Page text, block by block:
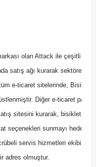
olan Attack ile çeşitli
satış ağı kurarak sektöre
e-ticaret sitelerinde,
Diğer e-ticaret
sitesini kurarak, bisiklet
seçenekleri sunmayı
servis hizmetleri ekibi ile
adres olmuştur.